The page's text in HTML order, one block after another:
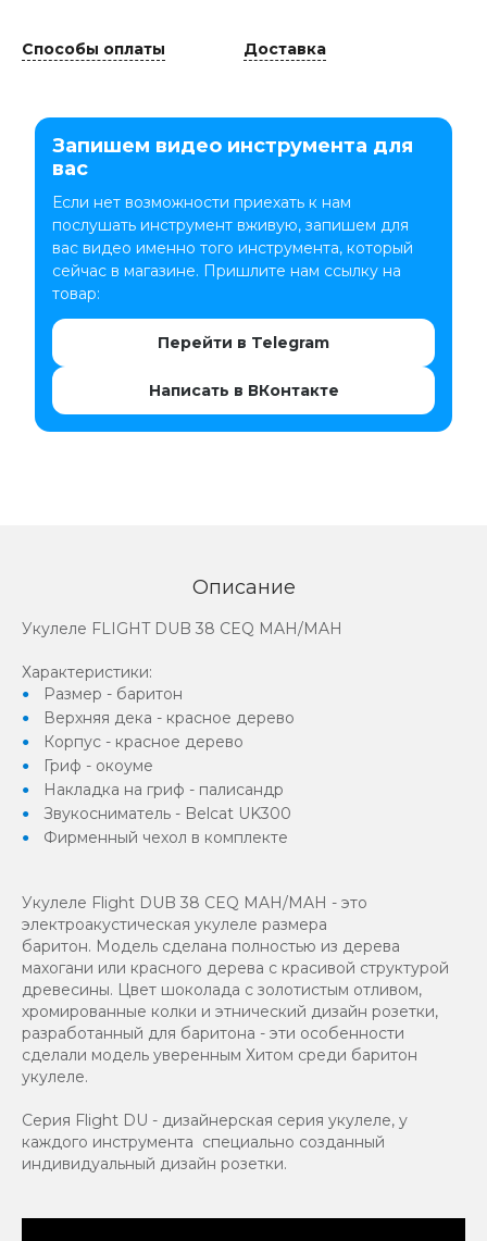
Способы оплаты Доставка
Запишем видео инструмента для
вас
Если нет возможности приехать к нам
послушать инструмент вживую, запишем для
вас видео именно того инструмента, который
сейчас в магазине. Пришлите нам ссылку на
товар:
Перейти в Telegram
Написать в ВКонтакте
Описание
Укулеле FLIGHT DUB 38 CEQ MAH/MAH
Характеристики:
Размер - баритон
Верхняя дека - красное дерево
Корпус - красное дерево
Гриф - окоуме
Накладка на гриф - палисандр
Звукосниматель - Belcat UK300
Фирменный чехол в комплекте
Укулеле Flight DUB 38 CEQ MAH/MAH - это
электроакустическая укулеле размера
баритон. Модель сделана полностью из дерева
махогани или красного дерева с красивой структурой
древесины. Цвет шоколада с золотистым отливом,
хромированные колки и этнический дизайн розетки,
разработанный для баритона - эти особенности
сделали модель уверенным Хитом среди баритон
укулеле.
Серия Flight DU - дизайнерская серия укулеле, у
каждого инструмента специально созданный
индивидуальный дизайн розетки.